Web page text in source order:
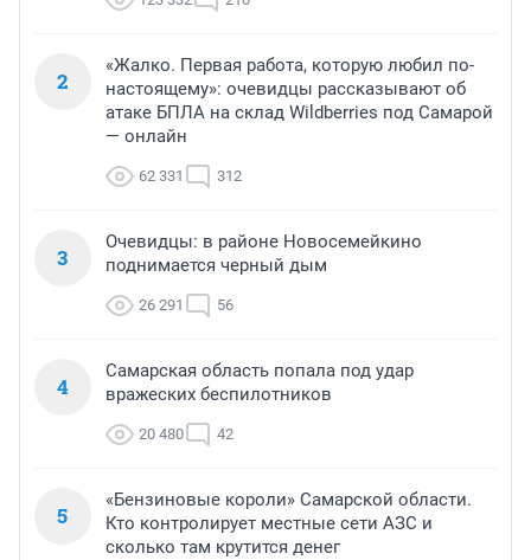
2
«Жалко. Первая работа, которую любил по-
настоящему»: очевидцы рассказывают об
атаке БПЛА на склад Wildberries под Самарой
— онлайн
62 331 312
3
Очевидцы: в районе Новосемейкино
поднимается черный дым
26 291 56
4
Самарская область попала под удар
вражеских беспилотников
20 480 42
5
«Бензиновые короли» Самарской области.
Кто контролирует местные сети АЗС и
сколько там крутится денег